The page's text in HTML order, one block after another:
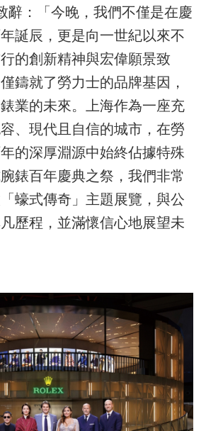
辭：「今晚，我們不僅是在慶
誕辰，更是向一世紀以來不
的創新精神與宏偉願景致
鑄就了勞力士的品牌基因，
業的未來。上海作為一座充
、現代且自信的城市，在勞
的深厚淵源中始終佔據特殊
錶百年慶典之祭，我們非常
蠔式傳奇」主題展覽，與公
歷程，並滿懷信心地展望未